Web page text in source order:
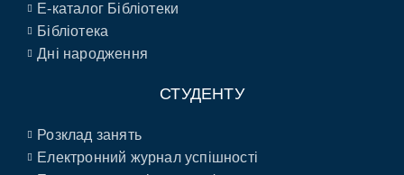
E-каталог Бібліотеки
Бібліотека
Дні народження
СТУДЕНТУ
Розклад занять
Електронний журнал успішності